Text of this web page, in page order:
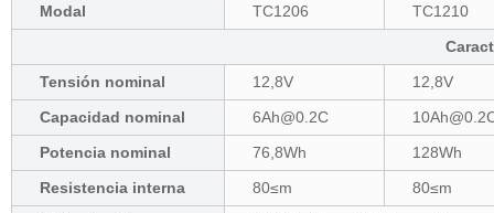
Modal
TC1206
TC1210
Tensión nominal
12,8V
12,8V
Capacidad nominal
6Ah@0.2C
Potencia nominal
76,8Wh
128Wh
Resistencia interna
80≤m
80≤m